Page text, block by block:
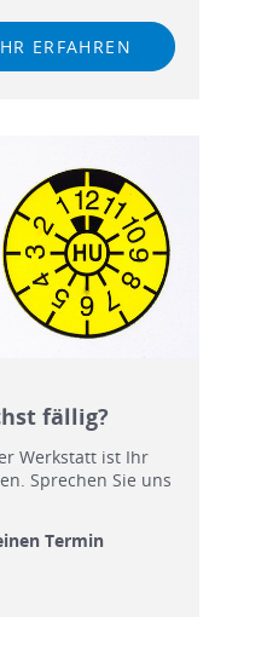
ERFAHREN
fällig?
Werkstatt ist Ihr
Sprechen Sie uns
Termin